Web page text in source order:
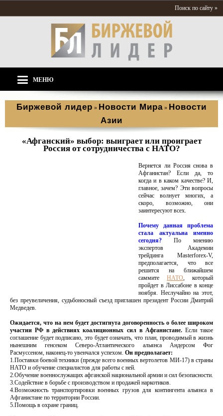
Поиск по сайту »
МЕНЮ
Биржевой лидер » Новости Мира » Новости
Азии
«Афганский» выбор: выиграет или проиграет
Россия от сотрудничества с НАТО?
Вернется ли Россия снова в
Афганистан? Если да, то
когда и в каком качестве? И,
главное, зачем? Эти вопросы
сейчас волнует многих, а
скоро, возможно, они
заинтересуют всех.
Почему данная проблема
стала актуальна именно
сегодня? По мнению
экспертов Академии
трейдинга Masterforex-V,
предполагается, что все
решится на ближайшем
саммите НАТО, который
пройдет в Лиссабоне в конце
ноября. Неслучайно на этот,
без преувеличения, судьбоносный съезд приглашен президент России Дмитрий
Медведев.
Ожидается, что на нем будет достигнута договоренность о более широком
участии РФ в действиях коалиционных сил в Афганистане.Если такое
соглашение будет подписано, это будет означать, что план, проводимый в жизнь
нынешним генсеком Северо-Атлантического альянса Андерсом Фог
Расмуссеном, наконец-то увенчался успехом. Он предполагает:
1.Поставки боевой техники (прежде всего военных вертолетов МИ-17) в страны
НАТО и обучение специалистов для работы с ней.
2.Обучение военнослужащих афганской национальной армии и сил безопасности.
3.Содействие в борьбе с производством и продажей наркотиков.
4.Возможность транспортировки военных грузов для контингента альянса в
Афганистане по территории России.
5.Помощь в охране границ.